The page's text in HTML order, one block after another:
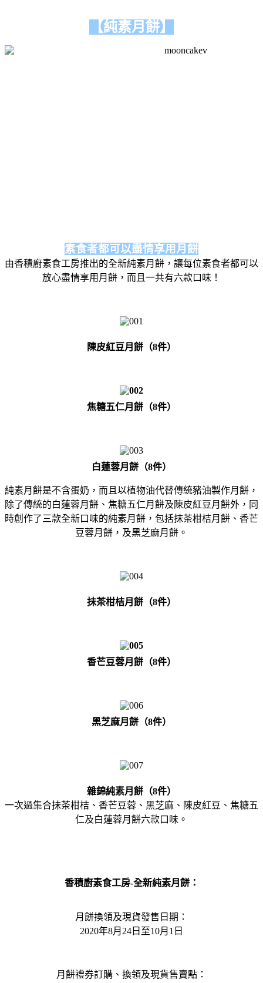
【純素月餅】
素食者都可以盡情享用月餅
由香積廚素食工房推出的全新純素月餅，讓每位素食者都可以
放心盡情享用月餅，而且一共有六款口味！
陳皮紅豆月餅（8件）
焦糖五仁月餅（8件）
白蓮蓉月餅（8件）
純素月餅是不含蛋奶，而且以植物油代替傳統豬油製作月餅，
除了傳統的白蓮蓉月餅、焦糖五仁月餅及陳皮紅豆月餅外，同
時創作了三款全新口味的純素月餅，包括抹茶柑桔月餅、香芒
豆蓉月餅，及黑芝麻月餅。
抺茶柑桔月餅（8件）
香芒豆蓉月餅（8件）
黑芝麻月餅（8件）
雜錦純素月餅（8件）
一次過集合抺茶柑桔、香芒豆蓉、黑芝麻、陳皮紅豆、焦糖五
仁及白蓮蓉月餅六款口味。
香積廚素食工房-全新純素月餅：
月餅換領及現貨發售日期：
2020年8月24日至10月1日
月餅禮券訂購、換領及現貨售賣點：